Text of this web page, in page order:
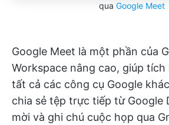
qua Google Meet
Google Meet là một phần của
Workspace nâng cao, giúp
tất cả các công cụ Google
chia sẻ tệp trực tiếp từ Google
mời và ghi chú cuộc họp qua